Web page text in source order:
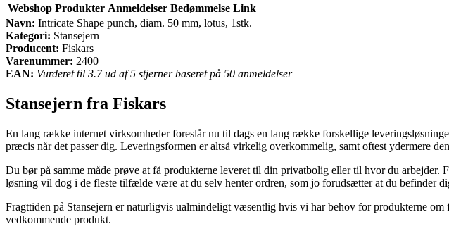
Webshop Produkter Anmeldelser Bedømmelse Link
Navn: Intricate Shape punch, diam. 50 mm, lotus, 1stk.
Kategori: Stansejern
Producent: Fiskars
Varenummer: 2400
EAN: Vurderet til 3.7 ud af 5 stjerner baseret på 50 anmeldelser
Stansejern fra Fiskars
En lang række internet virksomheder foreslår nu til dags en lang række forskellige
præcis når det passer dig. Leveringsformen er altså virkelig overkommelig, samt oftest ydermere
Du bør på samme måde prøve at få produkterne leveret til din privatbolig eller til hvor du
løsning vil dog i de fleste tilfælde være at du selv henter ordren, som jo forudsætter at du befinder
Fragttiden på Stansejern er naturligvis ualmindeligt væsentlig hvis vi har behov for produkterne
vedkommende produkt.